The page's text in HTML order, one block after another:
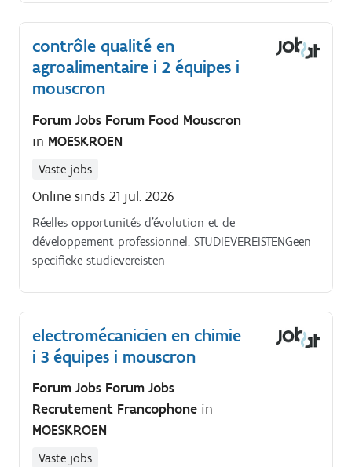
contrôle qualité en
agroalimentaire i 2 équipes i
mouscron
Forum Jobs Forum Food Mouscron
in MOESKROEN
Vaste jobs
Online sinds 21 jul. 2026
Réelles opportunités d’évolution et de
développement professionnel. STUDIEVEREISTENGeen
specifieke studievereisten
electromécanicien en chimie
i 3 équipes i mouscron
Forum Jobs Forum Jobs
Recrutement Francophone in
MOESKROEN
Vaste jobs